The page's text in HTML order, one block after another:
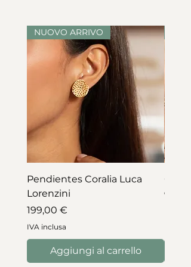
NUOVO ARRIVO
Pendientes Coralia Luca
Lorenzini
Prezzo
199,00 €
IVA inclusa
Aggiungi al carrello
Prezzo